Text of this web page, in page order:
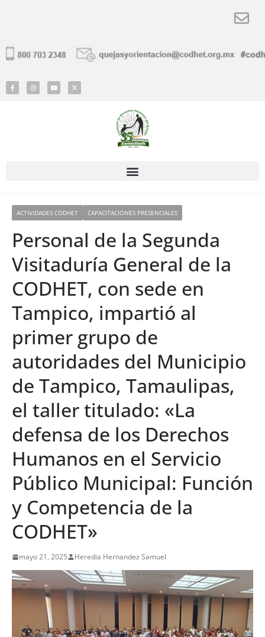
ACTIVIDADES CODHET CAPACITACIONES PRESENCIALES
Personal de la Segunda
Visitaduría General de la
CODHET, con sede en
Tampico, impartió al
primer grupo de
autoridades del Municipio
de Tampico, Tamaulipas,
el taller titulado: «La
defensa de los Derechos
Humanos en el Servicio
Público Municipal: Función
y Competencia de la
CODHET»
mayo 21, 2025 Heredia Hernandez Samuel